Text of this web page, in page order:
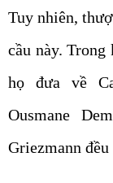
Tuy nhiên,
cầu này.
họ đưa về
Ousmane
Griezmann